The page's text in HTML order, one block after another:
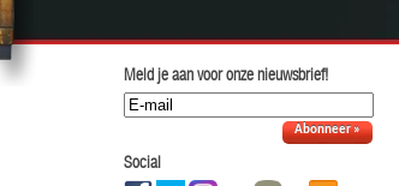
Meld je aan voor onze nieuwsbrief!
Abonneer »
Social